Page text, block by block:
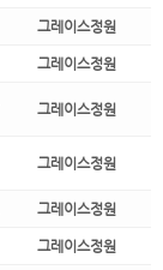
그레이스정원
그레이스정원
그레이스정원
그레이스정원
그레이스정원
그레이스정원